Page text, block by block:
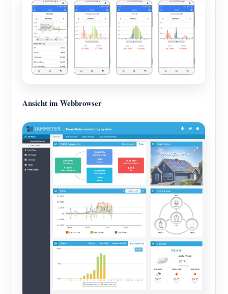
Ansicht im Webbrowser